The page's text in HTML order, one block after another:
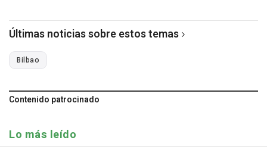
Últimas noticias sobre estos temas
Bilbao
Contenido patrocinado
Lo más leído